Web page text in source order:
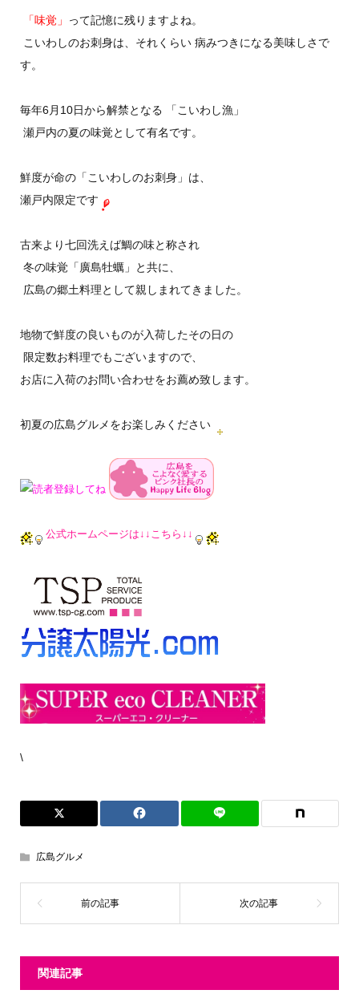
「味覚」
って記憶に残りますよね。
こいわしのお刺身は、それくらい 病みつきになる美味しさで
す。
毎年6月10日から解禁となる 「こいわし漁」
瀬戸内の夏の味覚として有名です。
鮮度が命の「こいわしのお刺身」は、
瀬戸内限定です
古来より七回洗えば鯛の味と称され
冬の味覚「廣島牡蠣」と共に、
広島の郷土料理として親しまれてきました。
地物で鮮度の良いものが入荷したその日の
限定数お料理でもございますので、
お店に入荷のお問い合わせをお薦め致します。
初夏の広島グルメをお楽しみください
公式ホームページは↓↓こちら↓↓
\
広島グルメ
関連記事